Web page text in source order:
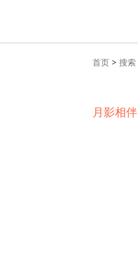
首页 > 搜索
月影相伴